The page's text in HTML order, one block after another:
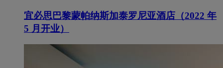
宜必思巴黎蒙帕纳斯加泰罗尼亚酒店（2022 年
5 月开业）